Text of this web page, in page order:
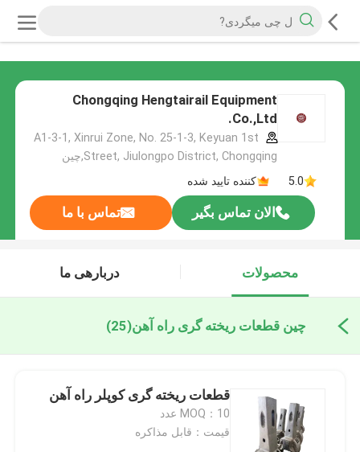
Chongqing Hengtairail Equipment
Co.,Ltd.
A1-3-1, Xinrui Zone, No. 25-1-3, Keyuan 1st
Street, Jiulongpo District, Chongqing,چین
5.0
کننده تایید شده
الان تماس بگیر تماس با ما
محصولات دربارهی ما
چین قطعات ریخته گری راه آهن(25)
قطعات ریخته گری کوپلر راه آهن
MOQ：10 عدد
قیمت：قابل مذاکره